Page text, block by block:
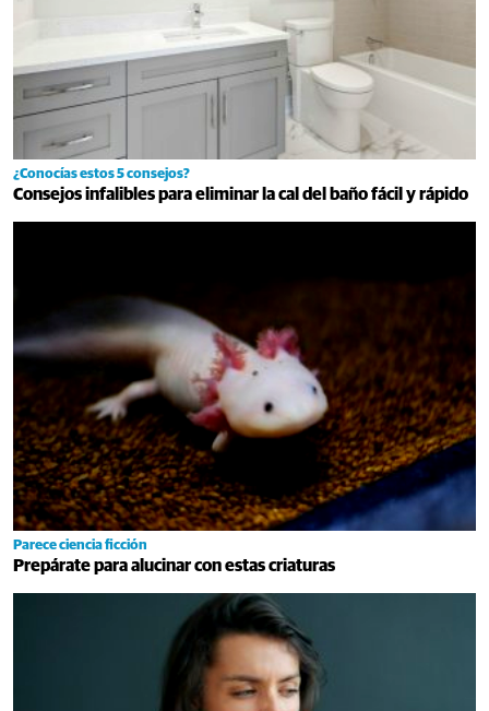
¿Conocías estos 5 consejos?
Consejos infalibles para eliminar la cal del baño fácil y rápido
Parece ciencia ficción
Prepárate para alucinar con estas criaturas